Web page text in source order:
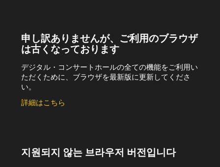
申し訳ありませんが、ご利用のブラウザ
は古くなっております
デジタル・コンサートホールの全ての機能をご利用い
ただくために、ブラウザを最新版に更新してくださ
い。
詳細はこちら
지원되지 않는 브라우저 버전입니다